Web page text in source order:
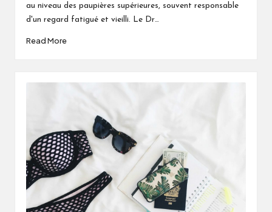
au niveau des paupières supérieures, souvent responsable
d'un regard fatigué et vieilli. Le Dr…
Read More